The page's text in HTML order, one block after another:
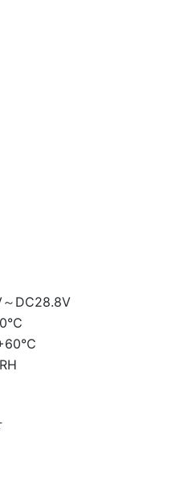
DC28.8V